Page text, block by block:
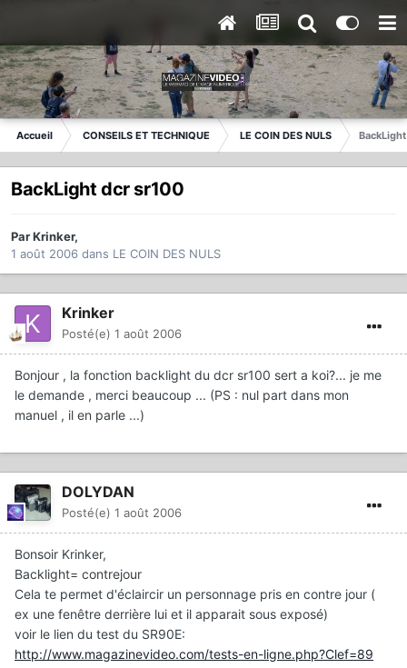
Accueil CONSEILS ET TECHNIQUE LE COIN DES NULS
BackLight dcr sr100
ParKrinker,
1 août 2006 dans LE COIN DES NULS
Krinker
Posté(e) 1 août 2006
Bonjour , la fonction backlight du dcr sr100 sert a koi?... je me
le demande , merci beaucoup ... (PS : nul part dans mon
manuel , il en parle ...)
DOLYDAN
Posté(e) 1 août 2006
Bonsoir Krinker,
Backlight= contrejour
Cela te permet d'éclaircir un personnage pris en contre jour (
ex une fenêtre derrière lui et il apparait sous exposé)
voir le lien du test du SR90E:
http://www.magazinevideo.com/tests-en-ligne.php?Clef=89